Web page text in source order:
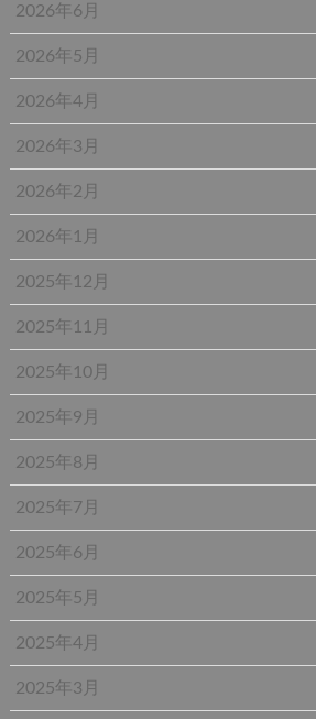
2026年6月
2026年5月
2026年4月
2026年3月
2026年2月
2026年1月
2025年12月
2025年11月
2025年10月
2025年9月
2025年8月
2025年7月
2025年6月
2025年5月
2025年4月
2025年3月